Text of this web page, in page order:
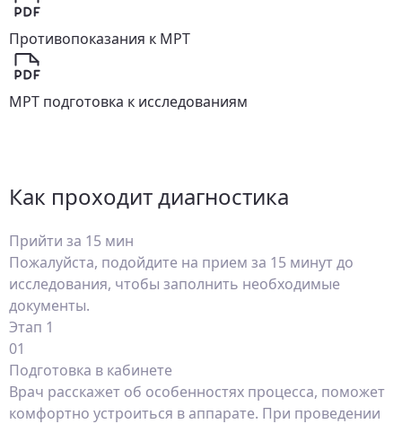
Противопоказания к МРТ
МРТ подготовка к исследованиям
Как проходит диагностика
Прийти за 15 мин
Пожалуйста, подойдите на прием за 15 минут до
исследования, чтобы заполнить необходимые
документы.
Этап 1
01
Подготовка в кабинете
Врач расскажет об особенностях процесса, поможет
комфортно устроиться в аппарате. При проведении